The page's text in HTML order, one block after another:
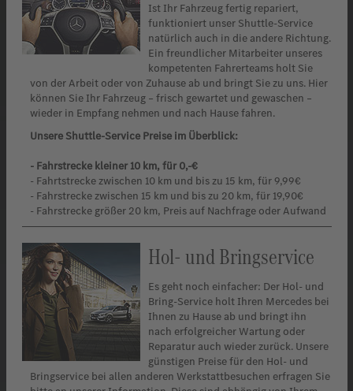
Ist Ihr Fahrzeug fertig repariert,
funktioniert unser Shuttle-Service
natürlich auch in die andere Richtung.
Ein freundlicher Mitarbeiter unseres
kompetenten Fahrerteams holt Sie
von der Arbeit oder von Zuhause ab und bringt Sie zu uns. Hier
können Sie Ihr Fahrzeug – frisch gewartet und gewaschen –
wieder in Empfang nehmen und nach Hause fahren.
Unsere Shuttle-Service Preise im Überblick:
- Fahrstrecke kleiner 10 km, für 0,-€
- Fahrtstrecke zwischen 10 km und bis zu 15 km, für 9,99€
- Fahrstrecke zwischen 15 km und bis zu 20 km, für 19,90€
- Fahrstrecke größer 20 km, Preis auf Nachfrage oder Aufwand
Hol- und Bringservice
Es geht noch einfacher: Der Hol- und
Bring-Service holt Ihren Mercedes bei
Ihnen zu Hause ab und bringt ihn
nach erfolgreicher Wartung oder
Reparatur auch wieder zurück. Unsere
günstigen Preise für den Hol- und
Bringservice bei allen anderen Werkstattbesuchen erfragen Sie